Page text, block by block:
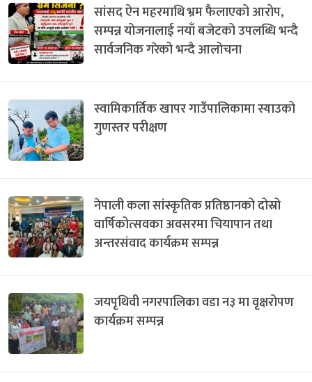
सांसद ऐन महरमाथि भ्रम फैलाएको आरोप,
सम्पन्न योजनालाई नयाँ बजेटको उपलब्धि भन्दै
सार्वजनिक गरेको भन्दै आलोचना
स्वामिकार्तिक खापर गाउँपालिकामा स्याउको
गुणस्तर परीक्षण
नेपाली कला सांस्कृतिक प्रतिष्ठानको दोस्रो
वार्षिकोत्सवका अवसरमा चियापान तथा
अन्तरसंवाद कार्यक्रम सम्पन्न
जयपृथिवी नगरपालिका वडा न३ मा वृक्षरोपण
कार्यक्रम सम्पन्न